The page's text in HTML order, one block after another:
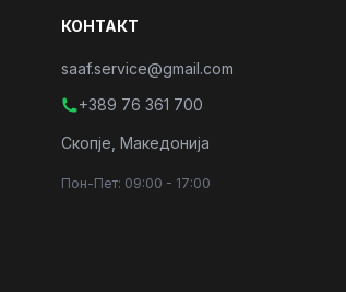
КОНТАКТ
saaf.service@gmail.com
+389 76 361 700
Скопје, Македонија
Пон-Пет: 09:00 - 17:00